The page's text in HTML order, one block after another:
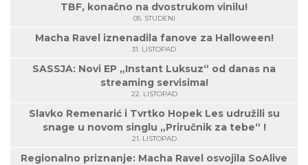
TBF, konačno na dvostrukom vinilu!
05. STUDENI
Macha Ravel iznenadila fanove za Halloween!
31. LISTOPAD
SASSJA: Novi EP „Instant Luksuz“ od danas na
streaming servisima!
22. LISTOPAD
Slavko Remenarić i Tvrtko Hopek Les udružili su
snage u novom singlu „Priručnik za tebe“ !
21. LISTOPAD
Regionalno priznanje: Macha Ravel osvojila SoAlive